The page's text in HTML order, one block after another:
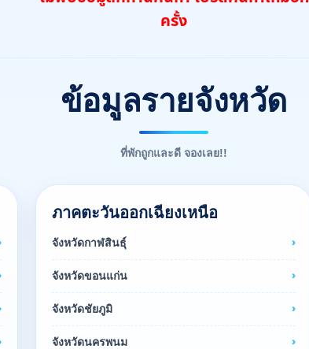
ครั้ง
ข้อมูลรายจังหวัด
ที่พักถูกและดี จองเลย!!
ภาคตะวันออกเฉียงเหนือ
จังหวัดกาฬสินธุ์
จังหวัดขอนแก่น
จังหวัดชัยภูมิ
จังหวัดนครพนม